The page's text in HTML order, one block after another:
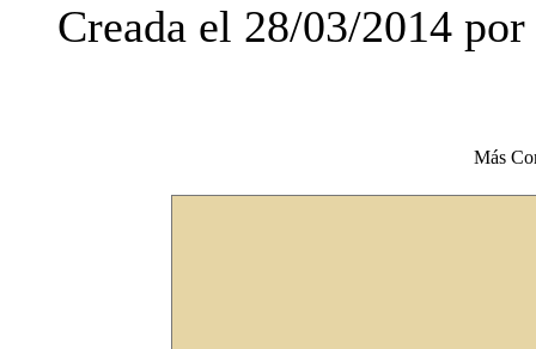
Creada el 28/03/2014
Más